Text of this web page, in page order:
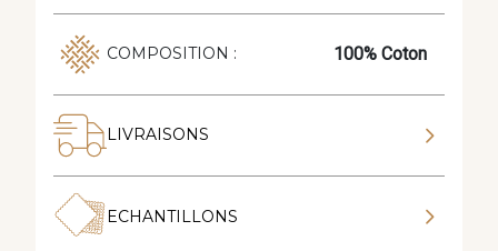
COMPOSITION : 100% Coton
LIVRAISONS
ECHANTILLONS